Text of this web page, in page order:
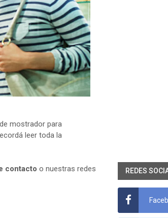
mostrador para
leer toda la
contacto o nuestras redes
REDES